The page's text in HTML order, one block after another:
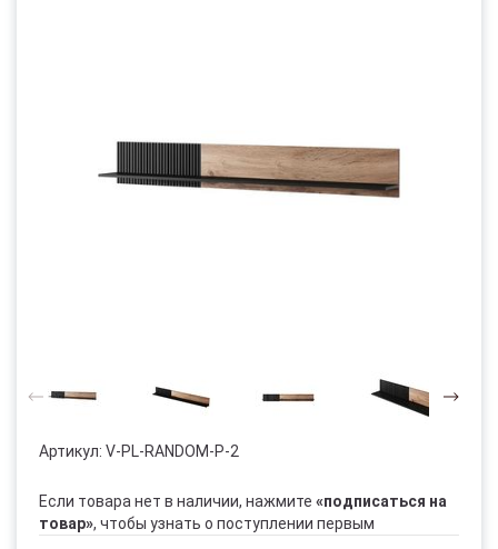
Артикул: V-PL-RANDOM-P-2
Если товара нет в наличии, нажмите «подписаться на
товар», чтобы узнать о поступлении первым